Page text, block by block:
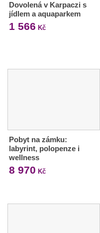
Dovolená v Karpaczi s
jídlem a aquaparkem
1 566 Kč
Pobyt na zámku:
labyrint, polopenze i
wellness
8 970 Kč